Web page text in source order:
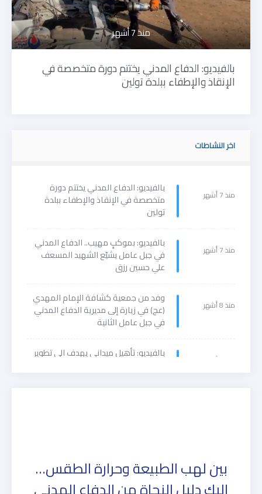
منذ 7 أشهر
بالفيديو: الدفاع المدني يختتم دورة متخصصة في
الإنقاذ والإطفاء ببلدة تولين
اخر النشاطات
منذ 7 أشهر بالفيديو: الدفاع المدني يختتم دورة
متخصصة في الإنقاذ والإطفاء ببلدة
تولين
منذ 7 أشهر بالفيديو: بموكبٍ مهيب.. الدفاع المدني
في جبل عامل يشيّع الشهيد المسعف
علي حسين رزق
منذ 8 أشهر وفد من جمعية كشافة الإمام المهدي
(عج) في زيارة إلى مديرية الدفاع المدني
في جبل عامل الثانية
بالفيديو: تأهيل ميداني يهدف الى تطوير
بين لهب الطبيعة وحرارة الطقس…